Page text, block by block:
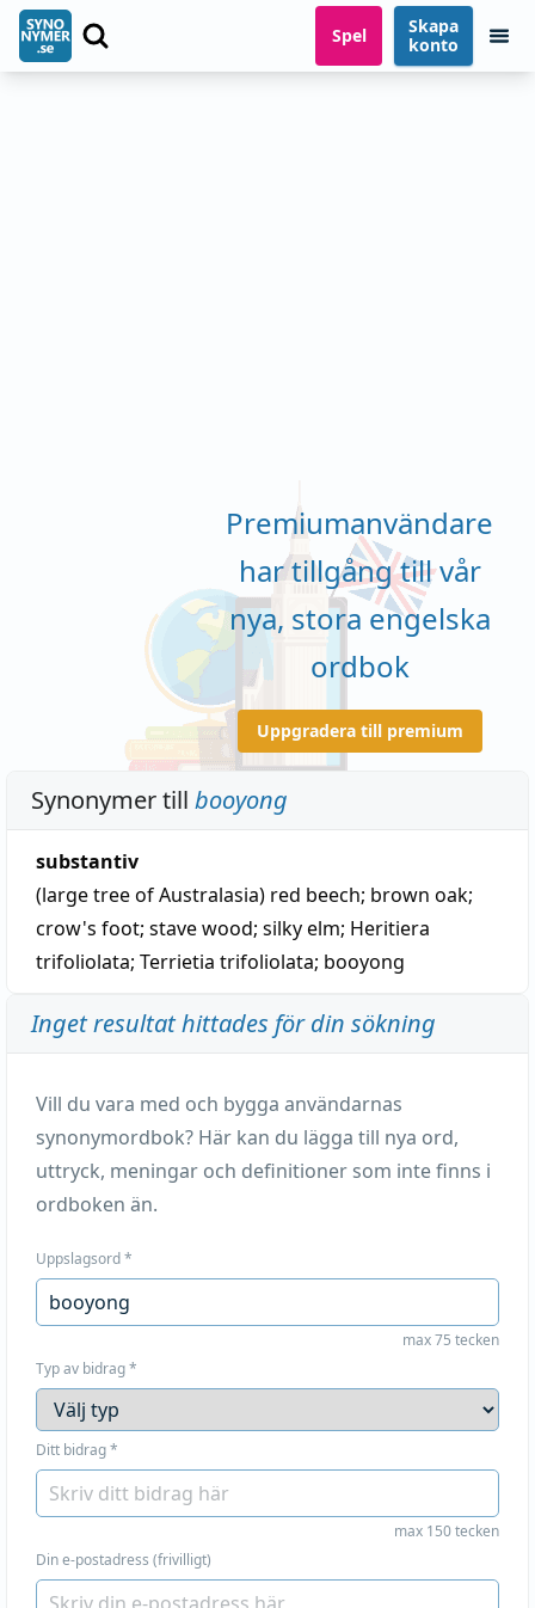
Spel
Skapa
konto
Premiumanvändare
har tillgång till vår
nya, stora engelska
ordbok
Uppgradera till premium
Synonymer till booyong
substantiv
(large tree of Australasia) red beech; brown oak;
crow's foot; stave wood; silky elm; Heritiera
trifoliolata; Terrietia trifoliolata; booyong
Inget resultat hittades för din sökning
Vill du vara med och bygga användarnas
synonymordbok? Här kan du lägga till nya ord,
uttryck, meningar och definitioner som inte finns i
ordboken än.
Uppslagsord*
max 75 tecken
Typ av bidrag*
Ditt bidrag*
max 150 tecken
Din e-postadress (frivilligt)